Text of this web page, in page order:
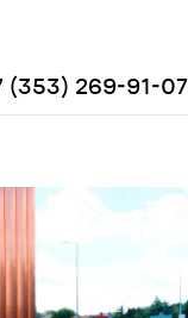
(353) 269-91-07
в